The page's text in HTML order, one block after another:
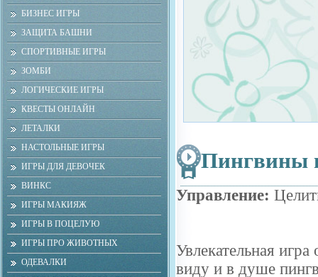
БИЗНЕС ИГРЫ
ЗАЩИТА БАШНИ
СПОРТИВНЫЕ ИГРЫ
ЗОМБИ
ЛОГИЧЕСКИЕ ИГРЫ
КВЕСТЫ ОНЛАЙН
ЛЕТАЛКИ
НАСТОЛЬНЫЕ ИГРЫ
ИГРЫ ДЛЯ ДЕВОЧЕК
ВИНКС
ИГРЫ МАКИЯЖ
ИГРЫ В ПОЦЕЛУЮ
ИГРЫ ПРО ЖИВОТНЫХ
ОДЕВАЛКИ
Пингвины
Управление:
Увлекательная
виду и в душе